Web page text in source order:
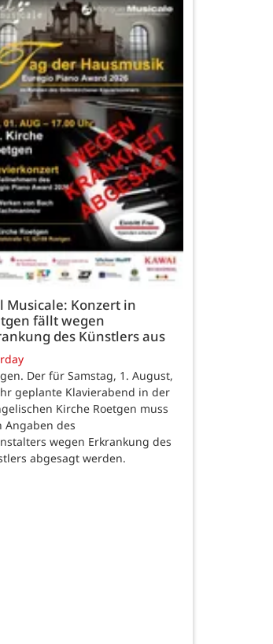
Musicale: Konzert in
fällt wegen
des Künstlers aus
Der für Samstag, 1. August,
geplante Klavierabend in der
Kirche Roetgen muss
Angaben des
wegen Erkrankung des
abgesagt werden.